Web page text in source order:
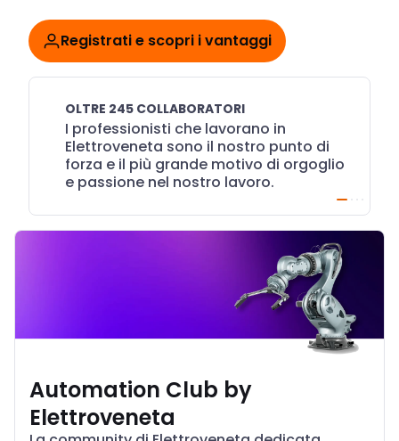
Registrati e scopri i vantaggi
OLTRE 245 COLLABORATORI
I professionisti che lavorano in
Elettroveneta sono il nostro punto di
forza e il più grande motivo di orgoglio
e passione nel nostro lavoro.
Automation Club by
Elettroveneta